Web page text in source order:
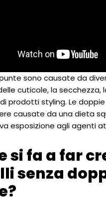
sono causate da
cuticole, la secchezza,
prodotti styling. Le
causate da una dieta
esposizione agli agenti
si fa a far
senza